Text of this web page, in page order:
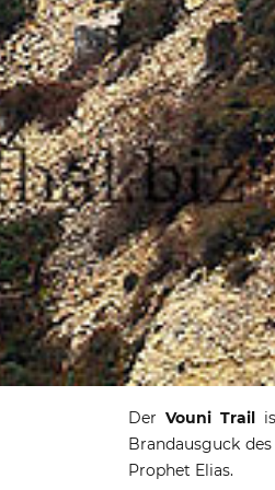
Der Vouni Trail
Brandausguck
Prophet Elias.